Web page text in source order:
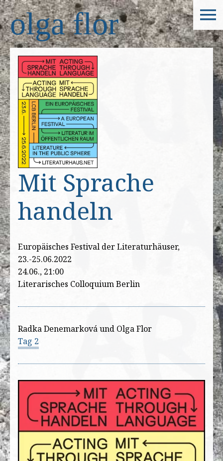
olga flor
Mit Sprache
handeln
Europäisches Festival der Literaturhäuser,
23.-25.06.2022
24.06., 21:00
Literarisches Colloquium Berlin
Radka Denemarková und Olga Flor
Tag 2